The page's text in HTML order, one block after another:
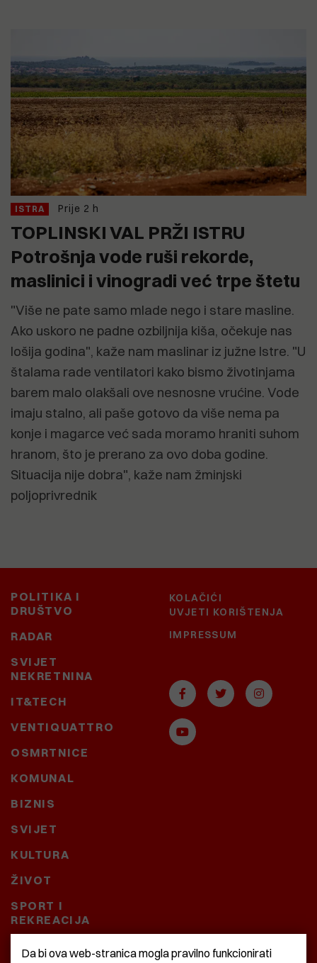
ISTRA Prije 2 h
TOPLINSKI VAL PRŽI ISTRU
Potrošnja vode ruši rekorde,
maslinici i vinogradi već trpe štetu
"Više ne pate samo mlade nego i stare masline.
Ako uskoro ne padne ozbiljnija kiša, očekuje nas
lošija godina", kaže nam maslinar iz južne Istre. "U
štalama rade ventilatori kako bismo životinjama
barem malo olakšali ove nesnosne vrućine. Vode
imaju stalno, ali paše gotovo da više nema pa
konje i magarce već sada moramo hraniti suhom
hranom, što je prerano za ovo doba godine.
Situacija nije dobra", kaže nam žminjski
poljoprivrednik
POLITIKA I
DRUŠTVO
RADAR
SVIJET
NEKRETNINA
IT&TECH
VENTIQUATTRO
OSMRTNICE
KOMUNAL
BIZNIS
SVIJET
KULTURA
ŽIVOT
SPORT I
REKREACIJA
CRNA KRONIKA
KOLAČIĆI
UVJETI KORIŠTENJA
IMPRESSUM
Da bi ova web-stranica mogla pravilno funkcionirati